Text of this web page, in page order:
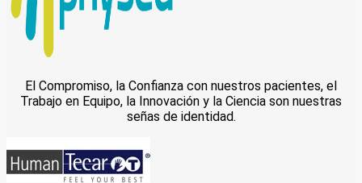
El Compromiso, la Confianza con nuestros pacientes, el
Trabajo en Equipo, la Innovación y la Ciencia son nuestras
señas de identidad.